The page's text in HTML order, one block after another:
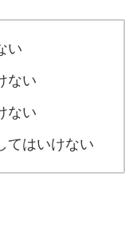
い
ない
ない
てはいけない